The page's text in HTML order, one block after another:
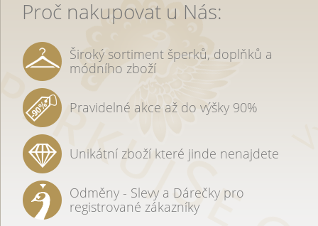
Proč nakupovat u Nás:
Široký sortiment šperků, doplňků a
módního zboží
Pravidelné akce až do výšky 90%
Unikátní zboží které jinde nenajdete
Odměny - Slevy a Dárečky pro
registrované zákazníky